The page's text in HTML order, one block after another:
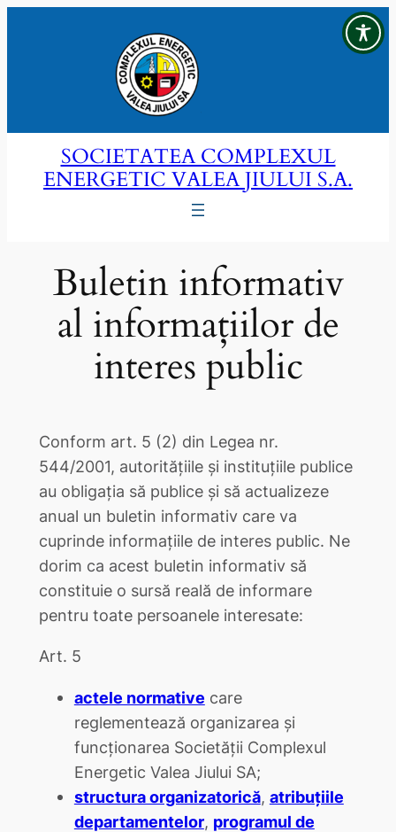
SOCIETATEA COMPLEXUL
ENERGETIC VALEA JIULUI S.A.
Buletin informativ
al informațiilor de
interes public
Conform art. 5 (2) din Legea nr.
544/2001, autoritățiile și instituțiile publice
au obligația să publice și să actualizeze
anual un buletin informativ care va
cuprinde informațiile de interes public. Ne
dorim ca acest buletin informativ să
constituie o sursă reală de informare
pentru toate persoanele interesate:
Art. 5
actele normative care
reglementează organizarea şi
funcţionarea Societăţii Complexul
Energetic Valea Jiului SA;
structura organizatorică, atribuţiile
departamentelor, programul de